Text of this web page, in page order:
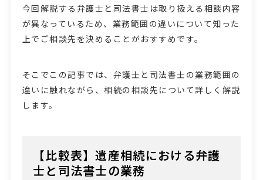
今回解説する弁護士と司法書士は取り扱える相談内容
が異なっているため、業務範囲の違いについて知った
上でご相談先を決めることがおすすめです。
そこでこの記事では、弁護士と司法書士の業務範囲の
違いに触れながら、相続の相談先について詳しく解説
します。
【比較表】遺産相続における弁護
士と司法書士の業務